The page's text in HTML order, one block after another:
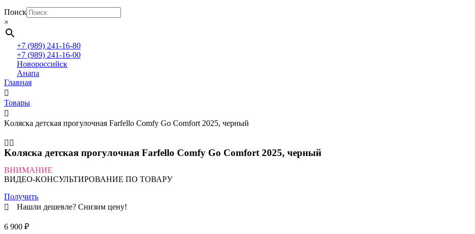
Поиск
×
+7 (989) 241-16-80
+7 (989) 241-16-00
Новороссийск
Анапа
Главная
Товары
Kоляска детская прогулочная Farfello Comfy Go Comfort 2025, черный
Kоляска детская прогулочная Farfello Comfy Go Comfort 2025, черный
ВНИМАНИЕ
ВИДЕО-КОНСУЛЬТИРОВАНИЕ ПО ТОВАРУ
Получить
Нашли дешевле? Снизим цену!
6 900 ₽